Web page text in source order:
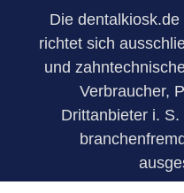
Die
richtet sich
und
Verbraucher,
Drittanbieter i.